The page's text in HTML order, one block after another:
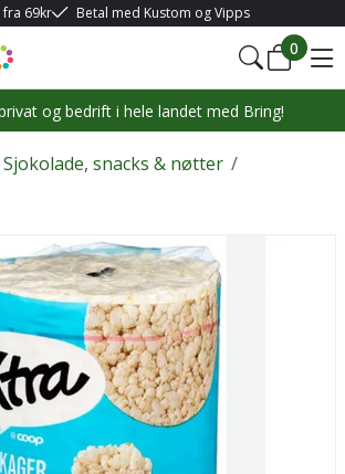
fra 69kr Betal med Kustom og Vipps
0
og bedrift i hele landet med Bring!
/
Sjokolade, snacks & nøtter